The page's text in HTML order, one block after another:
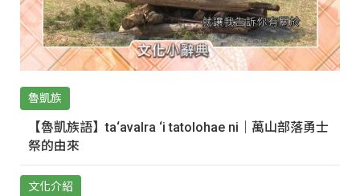
魯凱族
【魯凱族語】ta‘avalra ‘i tatolohae ni｜萬山部落勇士
祭的由來
文化介紹